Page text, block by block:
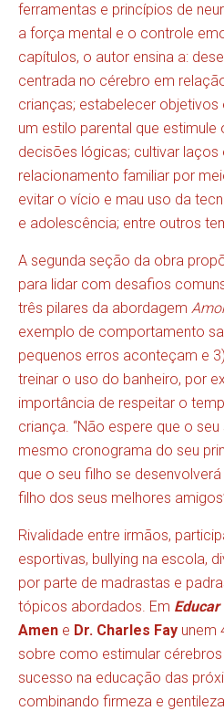
ferramentas e princípios de
a força mental e o controle
capítulos, o autor ensina a:
centrada no cérebro em
crianças; estabelecer
um estilo parental que
decisões lógicas; cultivar laços
relacionamento familiar por
evitar o vício e mau uso da
e adolescência; entre outros
A segunda seção da obra
para lidar com desafios
três pilares da abordagem
exemplo de comportamento
pequenos erros aconteçam e
treinar o uso do banheiro, por
importância de respeitar o
criança. “Não espere que o
mesmo cronograma do seu
que o seu filho se
filho dos seus melhores
Rivalidade entre irmãos,
esportivas, bullying na escola,
por parte de madrastas e
tópicos abordados. Em
Amen e Dr. Charles Fay unem
sobre como estimular
sucesso na educação das
combinando firmeza e